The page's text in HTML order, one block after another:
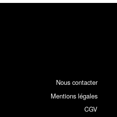
Nous contacter
Mentions légales
CGV